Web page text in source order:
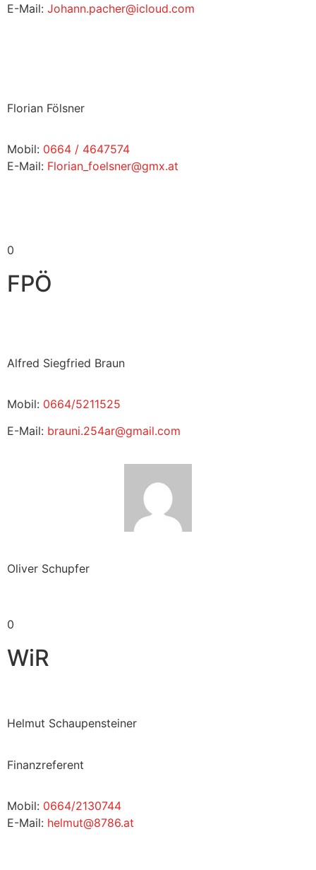
E-Mail: Johann.pacher@icloud.com
Florian Fölsner
Mobil: 0664 / 4647574
E-Mail: Florian_foelsner@gmx.at
0
FPÖ
Alfred Siegfried Braun
Mobil: 0664/5211525
E-Mail: brauni.254ar@gmail.com
Oliver Schupfer
0
WiR
Helmut Schaupensteiner
Finanzreferent
Mobil: 0664/2130744
E-Mail: helmut@8786.at